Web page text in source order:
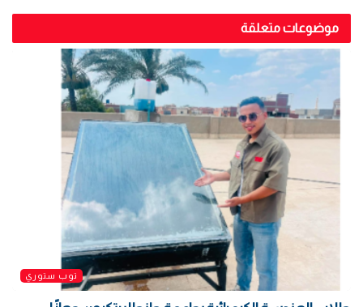
موضوعات متعلقة
توب ستوري